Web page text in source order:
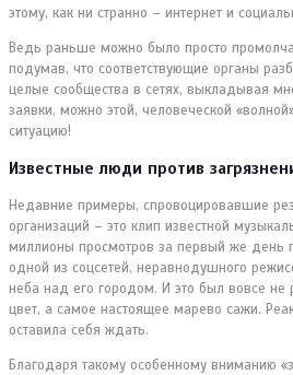
этому, как ни странно – интернет и
Ведь раньше можно было просто
подумав, что соответствующие органы
целые сообщества в сетях, выкладывая
заявки, можно этой, человеческой
ситуацию!
Известные люди против
Недавние примеры, спровоцировавшие
организаций – это клип известной
миллионы просмотров за первый же день
одной из соцсетей, неравнодушного
неба над его городом. И это был вовсе
цвет, а самое настоящее марево сажи.
оставила себя ждать.
Благодаря такому особенному вниманию